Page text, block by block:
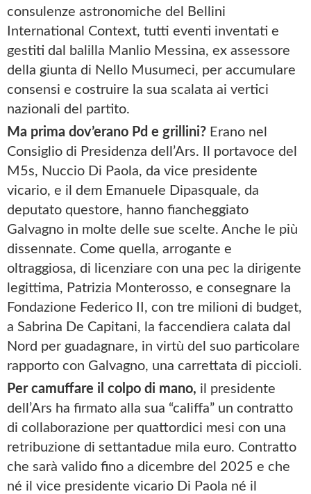
consulenze astronomiche del Bellini
International Context, tutti eventi inventati e
gestiti dal balilla Manlio Messina, ex assessore
della giunta di Nello Musumeci, per accumulare
consensi e costruire la sua scalata ai vertici
nazionali del partito.
Ma prima dov’erano Pd e grillini? Erano nel
Consiglio di Presidenza dell’Ars. Il portavoce del
M5s, Nuccio Di Paola, da vice presidente
vicario, e il dem Emanuele Dipasquale, da
deputato questore, hanno fiancheggiato
Galvagno in molte delle sue scelte. Anche le più
dissennate. Come quella, arrogante e
oltraggiosa, di licenziare con una pec la dirigente
legittima, Patrizia Monterosso, e consegnare la
Fondazione Federico II, con tre milioni di budget,
a Sabrina De Capitani, la faccendiera calata dal
Nord per guadagnare, in virtù del suo particolare
rapporto con Galvagno, una carrettata di piccioli.
Per camuffare il colpo di mano, il presidente
dell’Ars ha firmato alla sua “califfa” un contratto
di collaborazione per quattordici mesi con una
retribuzione di settantadue mila euro. Contratto
che sarà valido fino a dicembre del 2025 e che
né il vice presidente vicario Di Paola né il